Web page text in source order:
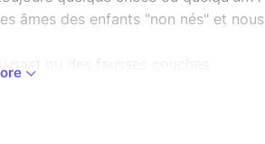
âmes des enfants "non nés" et nous
ou des fausses couches